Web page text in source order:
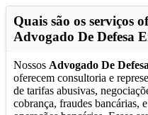
Quais são os serviços
Advogado De Defesa
Nossos Advogado De
oferecem consultoria e
de tarifas abusivas,
cobrança, fraudes bancárias,